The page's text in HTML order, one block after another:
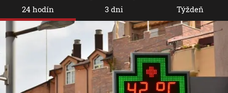
24 hodín 3 dni Týždeň